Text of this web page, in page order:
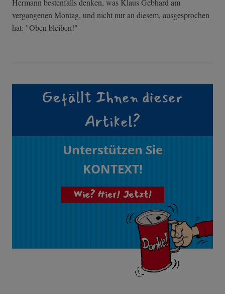
Hermann bestenfalls denken, was Klaus Gebhard am
vergangenen Montag, und nicht nur an diesem, ausgesprochen
hat: "Oben bleiben!"
Gefällt Ihnen dieser
Artikel?
Unterstützen Sie
KONTEXT!
Wie? Hier! Jetzt!